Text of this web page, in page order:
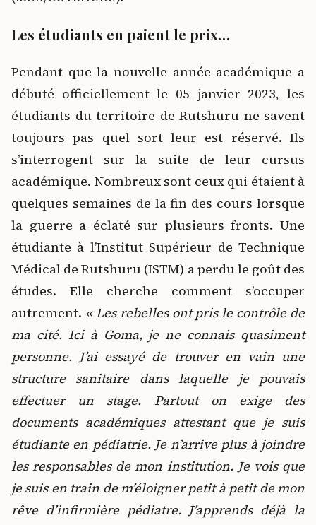
Les étudiants en paient le prix…
Pendant que la nouvelle année académique a
débuté officiellement le 05 janvier 2023, les
étudiants du territoire de Rutshuru ne savent
toujours pas quel sort leur est réservé. Ils
s’interrogent sur la suite de leur cursus
académique. Nombreux sont ceux qui étaient à
quelques semaines de la fin des cours lorsque
la guerre a éclaté sur plusieurs fronts. Une
étudiante à l’Institut Supérieur de Technique
Médical de Rutshuru (ISTM) a perdu le goût des
études. Elle cherche comment s’occuper
autrement. « Les rebelles ont pris le contrôle de
ma cité. Ici à Goma, je ne connais quasiment
personne. J’ai essayé de trouver en vain une
structure sanitaire dans laquelle je pouvais
effectuer un stage. Partout on exige des
documents académiques attestant que je suis
étudiante en pédiatrie. Je n’arrive plus à joindre
les responsables de mon institution. Je vois que
je suis en train de m’éloigner petit à petit de mon
rêve d’infirmière pédiatre. J’apprends déjà la